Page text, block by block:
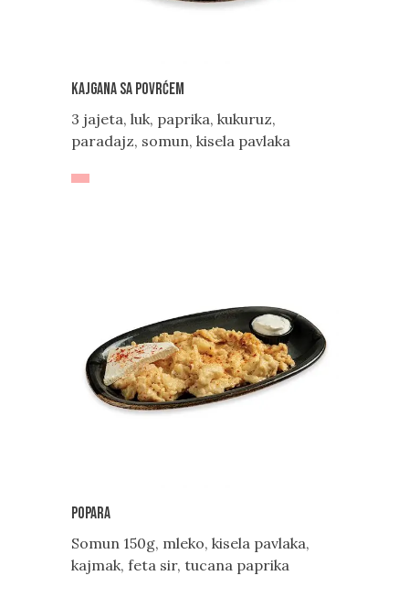
Kajgana sa povrćem
3 jajeta, luk, paprika, kukuruz,
paradajz, somun, kisela pavlaka
Popara
Somun 150g, mleko, kisela pavlaka,
kajmak, feta sir, tucana paprika